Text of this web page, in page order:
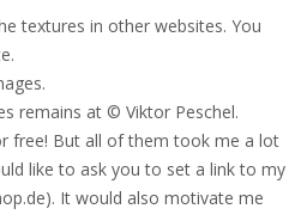
textures in other websites. You
remains at © Viktor Peschel.
free! But all of them took me a lot
like to ask you to set a link to my
It would also motivate me